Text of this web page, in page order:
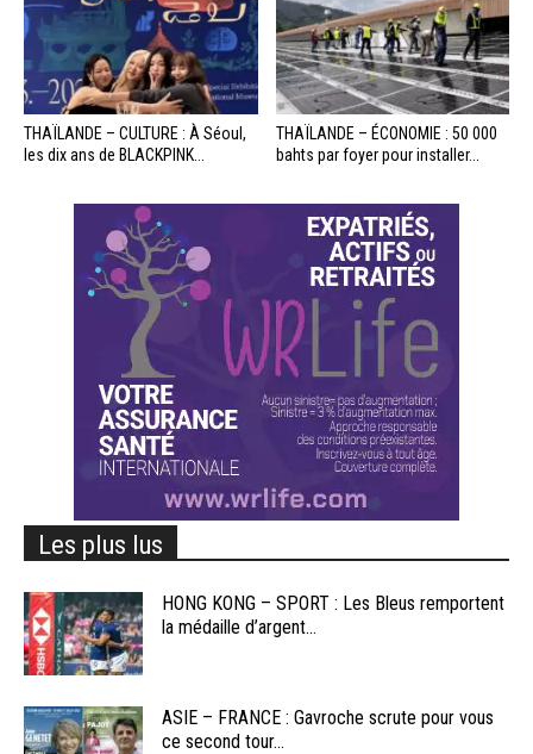
THAÏLANDE – CULTURE : À Séoul,
les dix ans de BLACKPINK...
THAÏLANDE – ÉCONOMIE : 50 000
bahts par foyer pour installer...
Les plus lus
HONG KONG – SPORT : Les Bleus remportent
la médaille d’argent...
ASIE – FRANCE : Gavroche scrute pour vous
ce second tour...